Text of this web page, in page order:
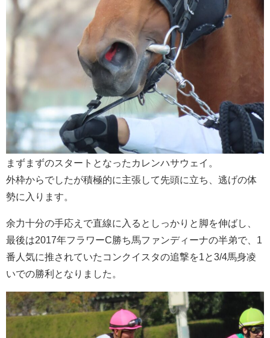
まずまずのスタートとなったカレンハサウェイ。
外枠からでしたが積極的に主張して先頭に立ち、逃げの体
勢に入ります。
余力十分の手応えで直線に入るとしっかりと脚を伸ばし、
最後は2017年フラワーC勝ち馬ファンディーナの半弟で、1
番人気に推されていたコンクイスタの追撃を1と3/4馬身凌
いでの勝利となりました。